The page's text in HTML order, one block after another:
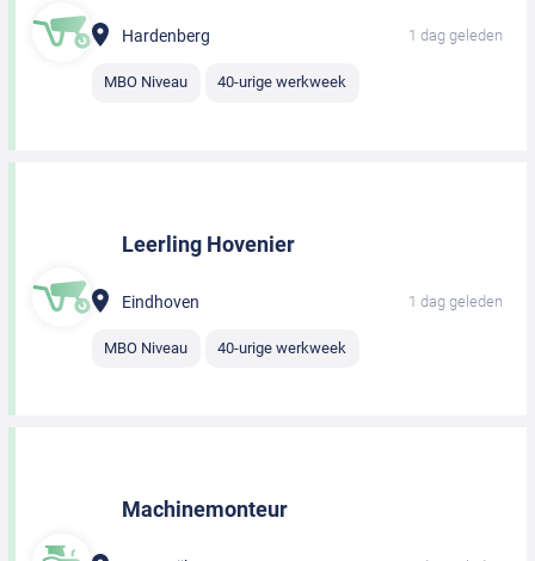
Hardenberg 1 dag geleden
MBO Niveau 40-urige werkweek
Leerling Hovenier
Eindhoven 1 dag geleden
MBO Niveau 40-urige werkweek
Machinemonteur